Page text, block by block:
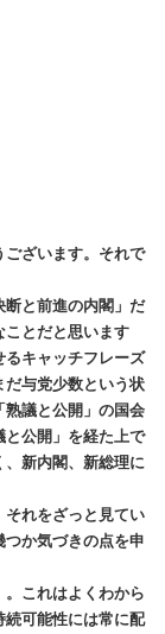
ざいます。それで
断と前進の内閣」だ
ことだと思います
るキャッチフレーズ
だ与党少数という状
熟議と公開」の国会
と公開」を経た上で
新内閣、新総理に
れをざっと見てい
つか気づきの点を申
これはよくわから
続可能性には常に配